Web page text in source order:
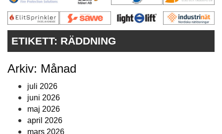
VÅRA ANDRA MAGASIN
ANNONSERA
KONTAKT
ETIKETT: RÄDDNING
Arkiv: Månad
juli 2026
juni 2026
maj 2026
april 2026
mars 2026